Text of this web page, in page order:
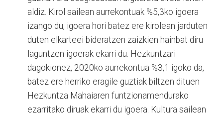
aldiz. Kirol sailean aurrekontuak %5,3ko igoera
izango du, igoera hori batez ere kirolean jarduten
duten elkarteei bideratzen zaizkien hainbat diru
laguntzen igoerak ekarri du. Hezkuntzari
dagokionez, 2020ko aurrekontua %3,1 igoko da,
batez ere herriko eragile guztiak biltzen dituen
Hezkuntza Mahaiaren funtzionamendurako
ezarritako diruak ekarri du igoera. Kultura sailean